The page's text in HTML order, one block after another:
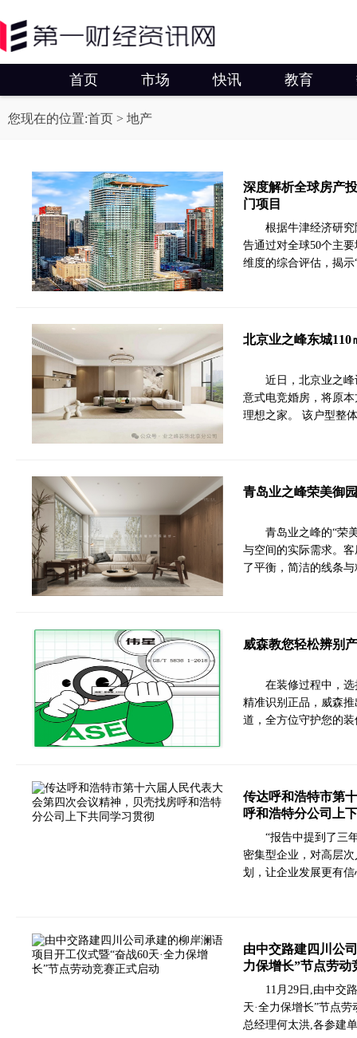
首页 市场 快讯 教育
您现在的位置:首页 > 地产
深度解析全球房产
门项目
根据牛津经济研
告通过对全球50个主
维度的综合评估，揭
北京业之峰东城
近日，北京业之
意式电竞婚房，将原
理想之家。 该户型整
青岛业之峰荣美御
青岛业之峰的“荣
与空间的实际需求。
了平衡，简洁的线条
威森教您轻松辨别
在装修过程中，
精准识别正品，威森
道，全方位守护您的
传达呼和浩特市第
呼和浩特分公司上
“报告中提到了三
密集型企业，对高层
划，让企业发展更有
由中交路建四川公
力保增长”节点劳动
11月29日,由中交
天·全力保增长”节点
总经理何太洪,各参建